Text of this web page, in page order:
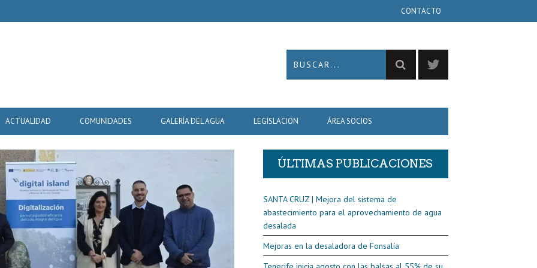
CONTACTO
ACTUALIDAD COMUNIDADES GALERÍA DEL AGUA LEGISLACIÓN ÁREA SOCIOS
ÚLTIMAS PUBLICACIONES
SANTA CRUZ | Mejora del sistema de
abastecimiento para el aprovechamiento de agua
desalada
Mejoras en la desaladora de Fonsalía